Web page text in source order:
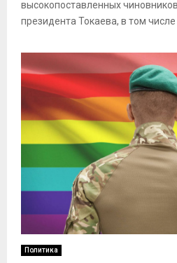
высокопоставленных
президента Токаева, в том числе
Политика